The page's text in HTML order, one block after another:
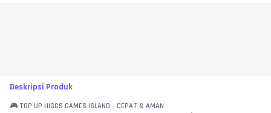
Deskripsi Produk
🎮 TOP UP HIGGS GAMES ISLAND – CEPAT & AMAN